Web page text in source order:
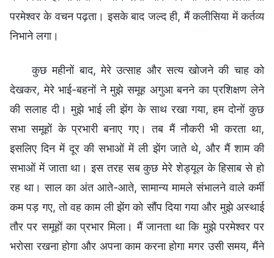
परमेश्वर के वचन पढ़ता। इसके बाद जल्द ही, मैं कलीसिया में कर्तव्य
निभाने लगा।
कुछ महीनों बाद, मेरे उत्साह और सत्य खोजने की चाह को
देखकर, मेरे भाई-बहनों ने मुझे समूह अगुआ बनने का प्रशिक्षण लेने
की सलाह दी। मुझे भाई ली झेंग के साथ रखा गया, हम दोनों कुछ
सभा समूहों के प्रभारी बनाए गए। तब मैं नौकरी भी करता था,
इसलिए दिन में दूर की सभाओं में ली झेंग जाते थे, और मैं शाम की
सभाओं में जाता था। इस तरह सब कुछ मेरे शेड्यूल के हिसाब से हो
रह था। साल का अंत आते-आते, सामान्य मामले संभालने वाले कर्मी
कम पड़ गए, तो वह काम ली झेंग को सौंप दिया गया और मुझे अस्थाई
तौर पर समूहों का प्रभार मिला। मैं जानता था कि मुझे परमेश्वर पर
भरोसा रखना होगा और अपना काम करना होगा मगर उसी समय, मैंने